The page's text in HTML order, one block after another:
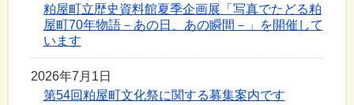
粕屋町立歴史資料館夏季企画展「写真でたどる粕
屋町70年物語－あの日、あの瞬間－」を開催して
います
2026年7月1日
第54回粕屋町文化祭に関する募集案内です